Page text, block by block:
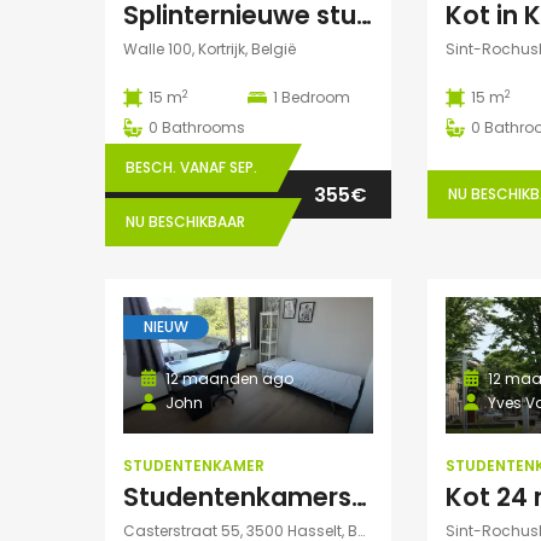
Splinternieuwe studentenkamer te huur in authentiek herenhuis
Walle 100, Kortrijk, België
15 m2 1 Bedroom
0 Bathrooms
BESCH. VANAF SEP.
NU BESCHIKBAAR
355€
15 m2
0
NU
NIEUW
John
12 maanden ago
STUDENTENKAMER
Studentenkamers te huur
Casterstraat 55, 3500 Hasselt, België
Yves
12
750€
Willem Herreynsstraat 42,